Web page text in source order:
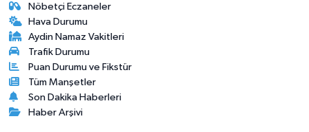
Nöbetçi Eczaneler
Hava Durumu
Aydin Namaz Vakitleri
Trafik Durumu
Puan Durumu ve Fikstür
Tüm Manşetler
Son Dakika Haberleri
Haber Arşivi